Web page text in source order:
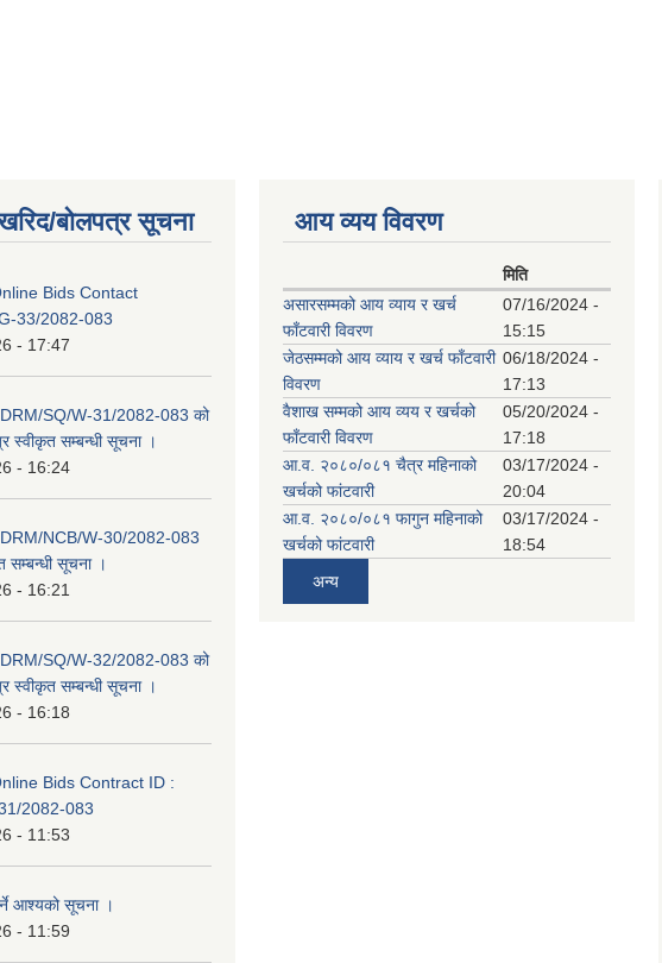
बोलपत्र सूचना
Bids Contact
33/2082-083
- 17:47
SQ/W-31/2082-083 को
स्वीकृत सम्बन्धी सूचना ।
- 16:24
NCB/W-30/2082-083
सम्बन्धी सूचना ।
- 16:21
SQ/W-32/2082-083 को
स्वीकृत सम्बन्धी सूचना ।
- 16:18
Bids Contract ID :
2082-083
- 11:53
आश्यको सूचना ।
- 11:59
आय व्यय विवरण
मिति
असारसम्मको आय व्याय र खर्च
फाँटवारी विवरण
07/16/2024 -
15:15
जेठसम्मको आय व्याय र खर्च फाँटवारी
विवरण
06/18/2024 -
17:13
वैशाख सम्मको आय व्यय र खर्चको
फाँटवारी विवरण
05/20/2024 -
17:18
आ.व. २०८०/०८१ चैत्र महिनाको
खर्चको फांटवारी
03/17/2024 -
20:04
आ.व. २०८०/०८१ फागुन महिनाको
खर्चको फांटवारी
03/17/2024 -
18:54
अन्य